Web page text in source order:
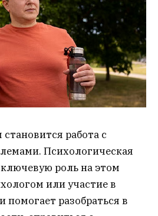
работа с
Психологическая
роль на этом
или участие в
помогает разобраться в